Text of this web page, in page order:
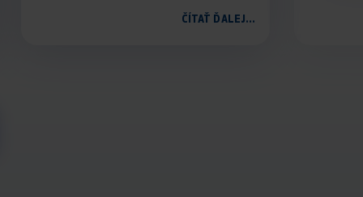
ČÍTAŤ ĎALEJ...